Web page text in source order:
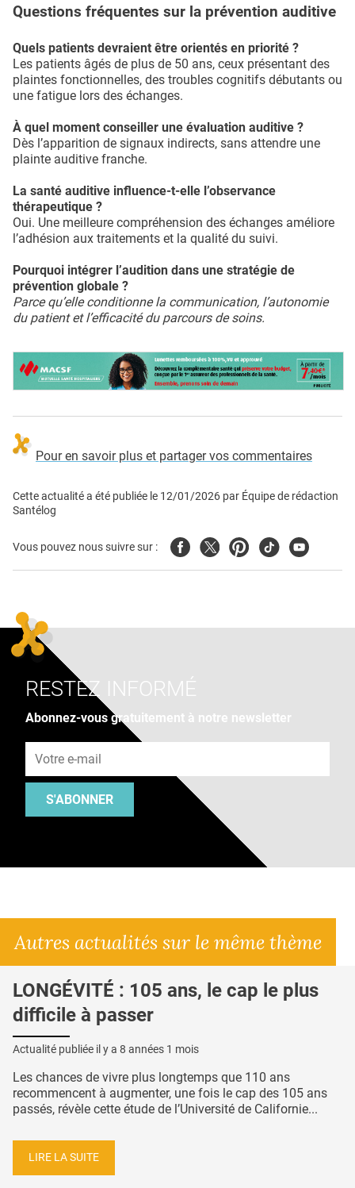
Questions fréquentes sur la prévention auditive
Quels patients devraient être orientés en priorité ?
Les patients âgés de plus de 50 ans, ceux présentant des
plaintes fonctionnelles, des troubles cognitifs débutants ou
une fatigue lors des échanges.
À quel moment conseiller une évaluation auditive ?
Dès l’apparition de signaux indirects, sans attendre une
plainte auditive franche.
La santé auditive influence-t-elle l’observance
thérapeutique ?
Oui. Une meilleure compréhension des échanges améliore
l’adhésion aux traitements et la qualité du suivi.
Pourquoi intégrer l’audition dans une stratégie de
prévention globale ?
Parce qu’elle conditionne la communication, l’autonomie
du patient et l’efficacité du parcours de soins.
Pour en savoir plus et partager vos commentaires
Cette actualité a été publiée le 12/01/2026 par Équipe de rédaction
Santélog
Vous pouvez nous suivre sur : FacebookTwitterPinterest
TiktokYoutube
RESTEZ INFORMÉ
Abonnez-vous gratuitement à notre newsletter
S'ABONNER
Autres actualités sur le même thème
LONGÉVITÉ : 105 ans, le cap le plus
difficile à passer
Actualité publiée il y a 8 années 1 mois
Les chances de vivre plus longtemps que 110 ans
recommencent à augmenter, une fois le cap des 105 ans
passés, révèle cette étude de l’Université de Californie...
LIRE LA SUITE